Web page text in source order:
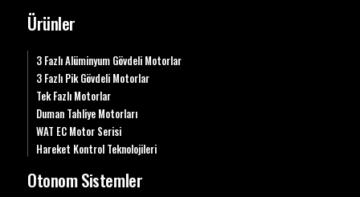
Ürünler
3 Fazlı Alüminyum Gövdeli Motorlar
3 Fazlı Pik Gövdeli Motorlar
Tek Fazlı Motorlar
Duman Tahliye Motorları
WAT EC Motor Serisi
Hareket Kontrol Teknolojileri
Otonom Sistemler